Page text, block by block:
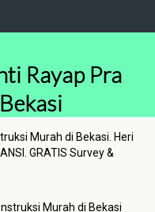
Rayap Pra
Murah di Bekasi. Heri
GRATIS Survey &